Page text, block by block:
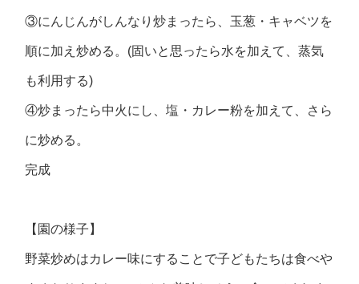
③にんじんがしんなり炒まったら、玉葱・キャベツを
順に加え炒める。(固いと思ったら水を加えて、蒸気
も利用する)
④炒まったら中火にし、塩・カレー粉を加えて、さら
に炒める。
完成
【園の様子】
野菜炒めはカレー味にすることで子どもたちは食べや